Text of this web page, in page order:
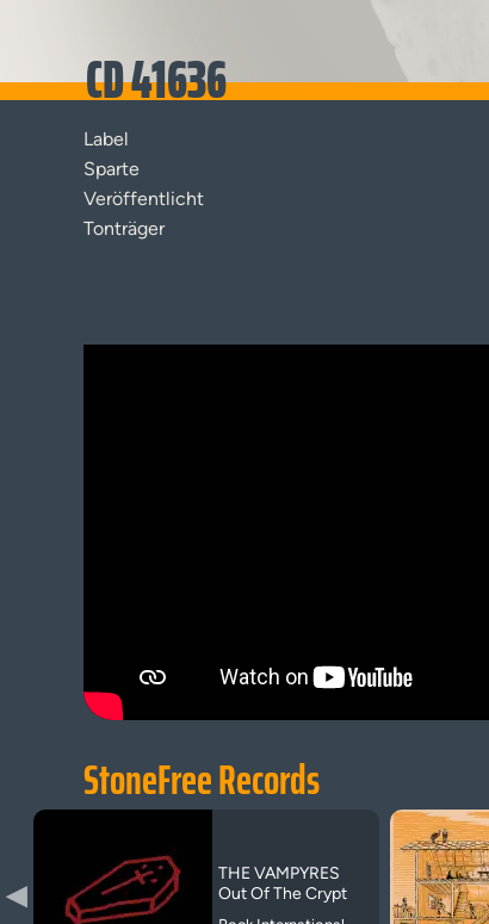
CD 41636
Label
Sparte
Veröffentlicht
Tonträger
StoneFree Records
▶
THE VAMPYRES
Out Of The Crypt